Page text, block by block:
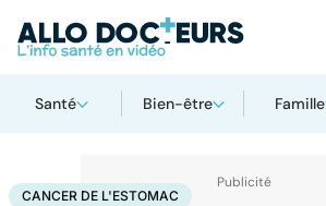
Santé Bien-être Famille
AccueilSanté MaladiesCancer Cancer de l'estomac
CANCER DE L'ESTOMAC